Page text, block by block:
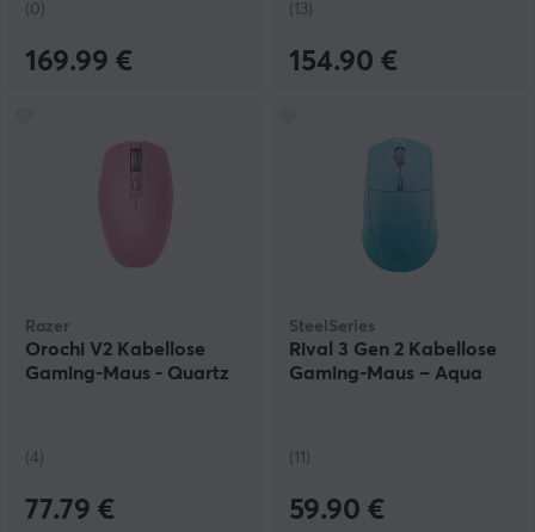
(0)
169.99 €
(13)
154.90 €
Razer
Orochi V2 Kabellose
Gaming-Maus - Quartz
(4)
77.79 €
SteelSeries
Rival 3 Gen 2 Kabellose
Gaming-Maus – Aqua
(11)
59.90 €